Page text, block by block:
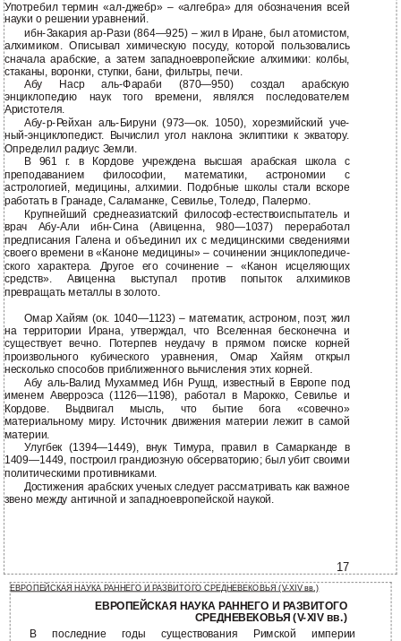
Употребил термин «ал-джебр» – «алгебра» для обозначения всей
науки о решении уравнений.
ибн-Закария ар-Рази (864—925) – жил в Иране, был атомистом,
алхимиком. Описывал химическую посуду, которой пользовались
сначала арабские, а затем западноевропейские алхимики: колбы,
стаканы, воронки, ступки, бани, фильтры, печи.
Абу Наср аль-Фараби (870—950) создал арабскую
энциклопедию наук того времени, являлся последователем
Аристотеля.
Абу-р-Рейхан аль-Бируни (973—ок. 1050), хорезмийский уче-
ный-энциклопедист. Вычислил угол наклона эклиптики к экватору.
Определил радиус Земли.
В 961 г. в Кордове учреждена высшая арабская школа с
преподаванием философии, математики, астрономии с
астрологией, медицины, алхимии. Подобные школы стали вскоре
работать в Гранаде, Саламанке, Севилье, Толедо, Палермо.
Крупнейший среднеазиатский философ-естествоиспытатель и
врач Абу-Али ибн-Сина (Авиценна, 980—1037) переработал
предписания Галена и объединил их с медицинскими сведениями
своего времени в «Каноне медицины» – сочинении энциклопедиче-
ского характера. Другое его сочинение – «Канон исцеляющих
средств». Авиценна выступал против попыток алхимиков
превращать металлы в золото.
Омар Хайям (ок. 1040—1123) – математик, астроном, поэт, жил
на территории Ирана, утверждал, что Вселенная бесконечна и
существует вечно. Потерпев неудачу в прямом поиске корней
произвольного кубического уравнения, Омар Хайям открыл
несколько способов приближенного вычисления этих корней.
Абу аль-Валид Мухаммед Ибн Рушд, известный в Европе под
именем Аверроэса (1126—1198), работал в Марокко, Севилье и
Кордове. Выдвигал мысль, что бытие бога «совечно»
материальному миру. Источник движения материи лежит в самой
материи.
Улугбек (1394—1449), внук Тимура, правил в Самарканде в
1409—1449, построил грандиозную обсерваторию; был убит своими
политическими противниками.
Достижения арабских ученых следует рассматривать как важное
звено между античной и западноевропейской наукой.
17
ЕВРОПЕЙСКАЯ НАУКА РАННЕГО И РАЗВИТОГО СРЕДНЕВЕКОВЬЯ (V-XIV вв.)
ЕВРОПЕЙСКАЯ НАУКА РАННЕГО И РАЗВИТОГО
СРЕДНЕВЕКОВЬЯ (V-XIV вв.)
В последние годы существования Римской империи